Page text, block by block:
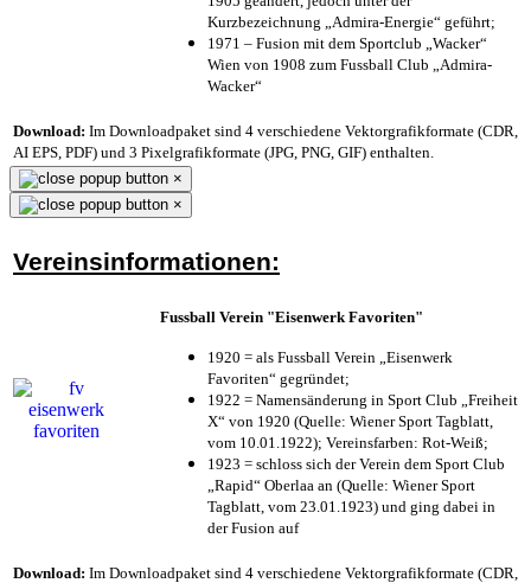
Kurzbezeichnung „Admira-Energie“ geführt;
1971 – Fusion mit dem Sportclub „Wacker“
Wien von 1908 zum Fussball Club „Admira-
Wacker“
Download: Im Downloadpaket sind 4 verschiedene Vektorgrafikformate (CDR,
AI EPS, PDF) und 3 Pixelgrafikformate (JPG, PNG, GIF) enthalten.
×
×
Vereinsinformationen:
Fussball Verein "Eisenwerk Favoriten"
1920 = als Fussball Verein „Eisenwerk
Favoriten“ gegründet;
1922 = Namensänderung in Sport Club „Freiheit
X“ von 1920 (Quelle: Wiener Sport Tagblatt,
vom 10.01.1922); Vereinsfarben: Rot-Weiß;
1923 = schloss sich der Verein dem Sport Club
„Rapid“ Oberlaa an (Quelle: Wiener Sport
Tagblatt, vom 23.01.1923) und ging dabei in
der Fusion auf
Download: Im Downloadpaket sind 4 verschiedene Vektorgrafikformate (CDR,